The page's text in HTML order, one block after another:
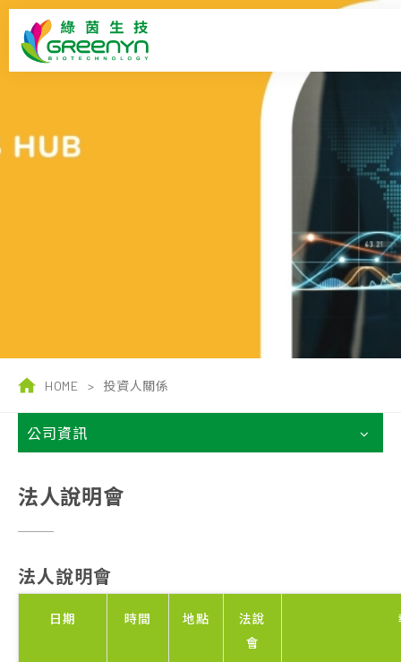
HOME > 投資人關係
公司資訊
法人說明會
法人說明會
日期 時間 地點
法說
會